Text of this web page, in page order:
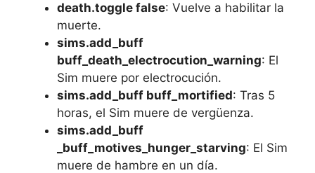
death.toggle false: Vuelve a habilitar la
muerte.
sims.add_buff
buff_death_electrocution_warning: El
Sim muere por electrocución.
sims.add_buff buff_mortified: Tras 5
horas, el Sim muere de vergüenza.
sims.add_buff
_buff_motives_hunger_starving: El Sim
muere de hambre en un día.